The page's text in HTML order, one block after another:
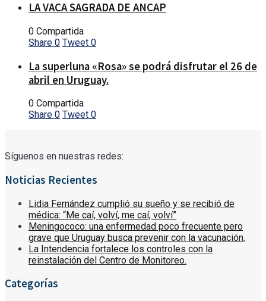
LA VACA SAGRADA DE ANCAP
0 Compartida
Share 0 Tweet 0
La superluna «Rosa» se podrá disfrutar el 26 de
abril en Uruguay.
0 Compartida
Share 0 Tweet 0
Síguenos en nuestras redes:
Noticias Recientes
Lidia Fernández cumplió su sueño y se recibió de
médica: “Me caí, volví, me caí, volví”
Meningococo: una enfermedad poco frecuente pero
grave que Uruguay busca prevenir con la vacunación.
La Intendencia fortalece los controles con la
reinstalación del Centro de Monitoreo.
Categorías